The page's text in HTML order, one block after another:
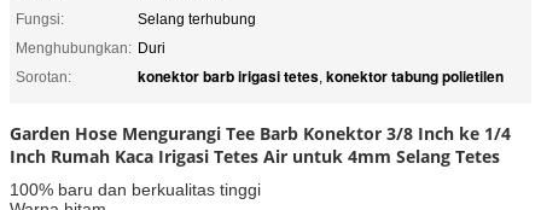
Fungsi:
Selang terhubung
Menghubungkan: Duri
Sorotan:
konektor barb irigasi tetes, konektor tabung polietilen
Garden Hose Mengurangi Tee Barb Konektor 3/8 Inch ke 1/4
Inch Rumah Kaca Irigasi Tetes Air untuk 4mm Selang Tetes
100% baru dan berkualitas tinggi